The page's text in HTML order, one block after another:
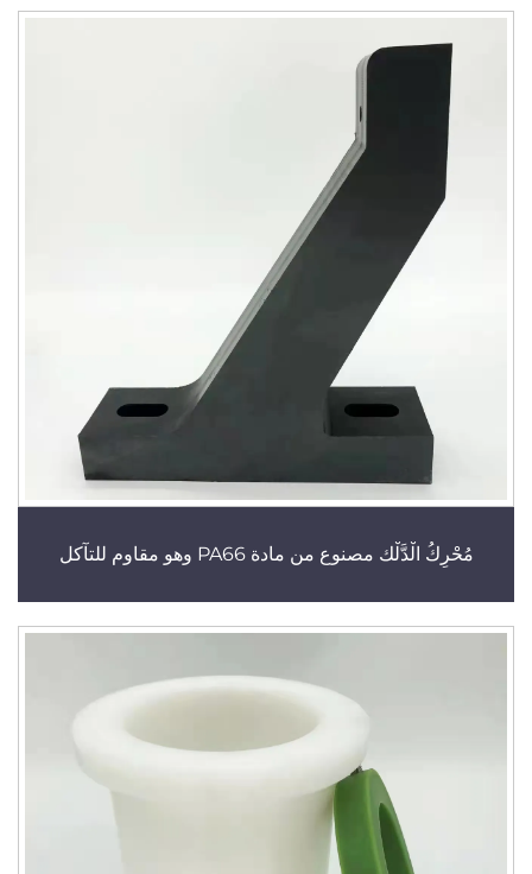
مُحْرِكُ الْدَّلْك مصنوع من مادة PA66 وهو مقاوم للتآكل